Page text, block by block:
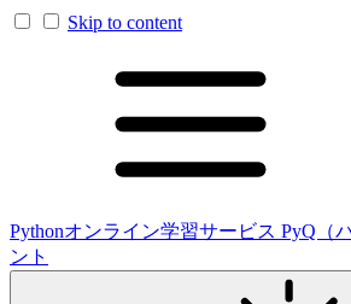
Skip to content
Pythonオンライン学習サービス PyQ（
ント